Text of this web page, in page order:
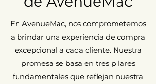
En AvenueMac, nos comprometemos
a brindar una experiencia de compra
excepcional a cada cliente. Nuestra
promesa se basa en tres pilares
fundamentales que reflejan nuestra